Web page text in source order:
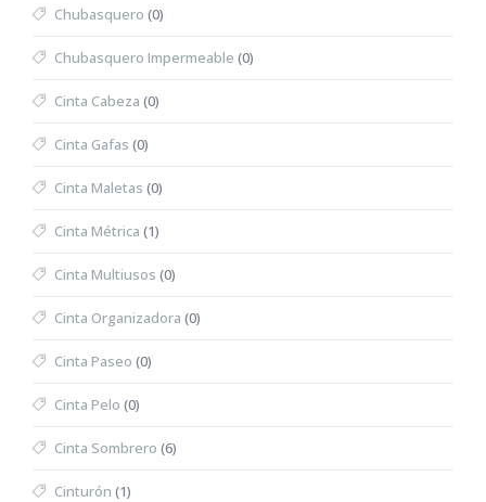
Chubasquero (0)
Chubasquero Impermeable (0)
Cinta Cabeza (0)
Cinta Gafas (0)
Cinta Maletas (0)
Cinta Métrica (1)
Cinta Multiusos (0)
Cinta Organizadora (0)
Cinta Paseo (0)
Cinta Pelo (0)
Cinta Sombrero (6)
Cinturón (1)